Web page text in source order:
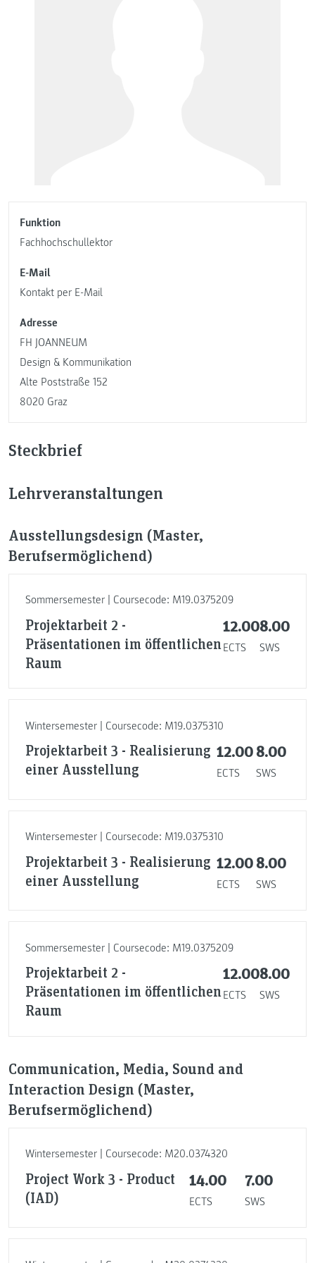
Funktion
Fachhochschullektor
E-Mail
Kontakt per E-Mail
Adresse
FH JOANNEUM
Design & Kommunikation
Alte Poststraße 152
8020 Graz
Steckbrief
Lehrveranstaltungen
Ausstellungsdesign (Master,
Berufsermöglichend)
Sommersemester | Coursecode: M19.0375209
Projektarbeit 2 -
Präsentationen im öffentlichen
Raum
12.00
ECTS
8.00
SWS
Wintersemester | Coursecode: M19.0375310
Projektarbeit 3 - Realisierung
einer Ausstellung
12.00
ECTS
8.00
SWS
Wintersemester | Coursecode: M19.0375310
Projektarbeit 3 - Realisierung
einer Ausstellung
12.00
ECTS
8.00
SWS
Sommersemester | Coursecode: M19.0375209
Projektarbeit 2 -
Präsentationen im öffentlichen
Raum
12.00
ECTS
8.00
SWS
Communication, Media, Sound and
Interaction Design (Master,
Berufsermöglichend)
Wintersemester | Coursecode: M20.0374320
Project Work 3 - Product
(IAD)
14.00
ECTS
7.00
SWS